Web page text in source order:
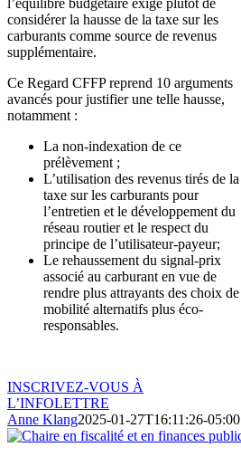
considérer la hausse de la taxe sur les
carburants comme source de revenus
supplémentaire.
Ce Regard CFFP reprend 10 arguments
avancés pour justifier une telle hausse,
notamment :
La non-indexation de ce
prélèvement ;
L’utilisation des revenus tirés de la
taxe sur les carburants pour
l’entretien et le développement du
réseau routier et le respect du
principe de l’utilisateur-payeur;
Le rehaussement du signal-prix
associé au carburant en vue de
rendre plus attrayants des choix de
mobilité alternatifs plus éco-
responsables.
INSCRIVEZ-VOUS À
L’INFOLETTRE
Anne Klang2025-01-27T16:11:26-05:00